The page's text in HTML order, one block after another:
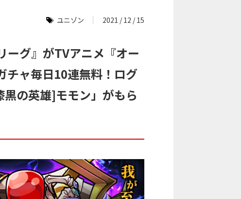
ユニゾン 2021 / 12 / 15
ーグ』がTVアニメ『オー
チャ毎日10連無料！ログ
の英雄]モモン」がもら